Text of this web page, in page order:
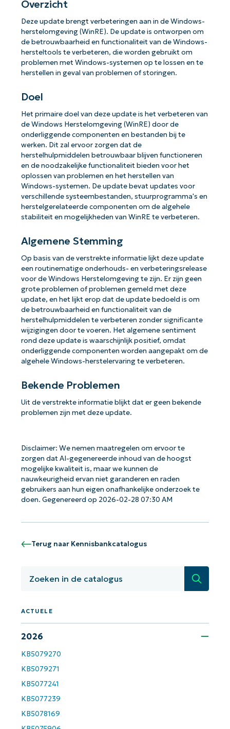
Overzicht
Deze update brengt verbeteringen aan in de Windows-
herstelomgeving (WinRE). De update is ontworpen om
de betrouwbaarheid en functionaliteit van de Windows-
hersteltools te verbeteren, die worden gebruikt om
problemen met Windows-systemen op te lossen en te
herstellen in geval van problemen of storingen.
Doel
Het primaire doel van deze update is het verbeteren van
de Windows Herstelomgeving (WinRE) door de
onderliggende componenten en bestanden bij te
werken. Dit zal ervoor zorgen dat de
herstelhulpmiddelen betrouwbaar blijven functioneren
en de noodzakelijke functionaliteit bieden voor het
oplossen van problemen en het herstellen van
Windows-systemen. De update bevat updates voor
verschillende systeembestanden, stuurprogramma's en
herstelgerelateerde componenten om de algehele
stabiliteit en mogelijkheden van WinRE te verbeteren.
Algemene Stemming
Op basis van de verstrekte informatie lijkt deze update
een routinematige onderhouds- en verbeteringsrelease
voor de Windows Herstelomgeving te zijn. Er zijn geen
grote problemen of problemen gemeld met deze
update, en het lijkt erop dat de update bedoeld is om
de betrouwbaarheid en functionaliteit van de
herstelhulpmiddelen te verbeteren zonder significante
wijzigingen door te voeren. Het algemene sentiment
rond deze update is waarschijnlijk positief, omdat
onderliggende componenten worden aangepakt om de
algehele Windows-herstelervaring te verbeteren.
Bekende Problemen
Uit de verstrekte informatie blijkt dat er geen bekende
problemen zijn met deze update.
Disclaimer: We nemen maatregelen om ervoor te
zorgen dat AI-gegenereerde inhoud van de hoogst
mogelijke kwaliteit is, maar we kunnen de
nauwkeurigheid ervan niet garanderen en raden
gebruikers aan hun eigen onafhankelijke onderzoek te
doen. Gegenereerd op 2026-02-28 07:30 AM
Terug naar Kennisbankcatalogus
Zoeken
ACTUELE
2026
KB5079270
KB5079271
KB5077241
KB5077239
KB5078169
gestuurde KB-analyses!
First
and
last
name*
Business
email*